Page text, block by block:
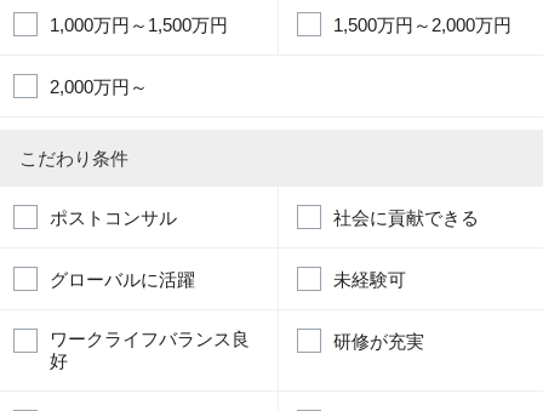
1,000万円～1,500万円 1,500万円～2,000万円
2,000万円～
こだわり条件
ポストコンサル 社会に貢献できる
グローバルに活躍 未経験可
ワークライフバランス良
好
研修が充実